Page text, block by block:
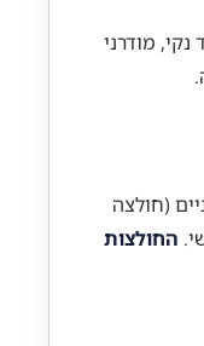
מודרני
(חולצה
החולצות